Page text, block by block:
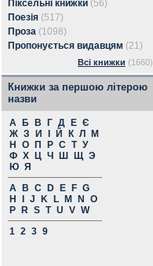
Піксельні книжки (56)
Поезія (517)
Проза (1098)
Пропонується видавцям (21)
Всі книжки (1660)
Книжки за першою літерою
назви
А Б В Г Д Е Є
Ж З И Й К Л
М
Н
О П Р С Т У
Ф Х Ц Ч Ш Щ Э
Ю Я
A
B C D E F G
H
J K L M N
O
P
R S T U V W
1 2 3 9